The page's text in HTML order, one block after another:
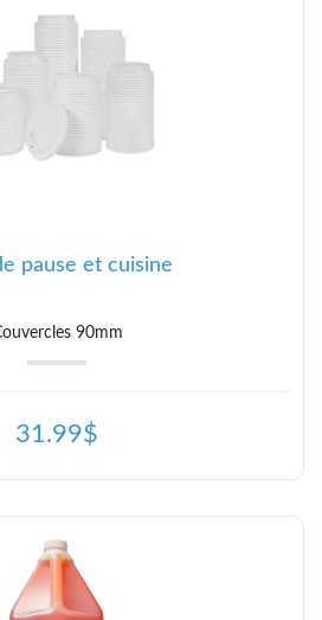
pause et cuisine
90mm
31.99$